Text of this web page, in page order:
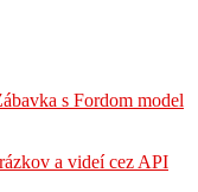
s Fordom model
a videí cez API